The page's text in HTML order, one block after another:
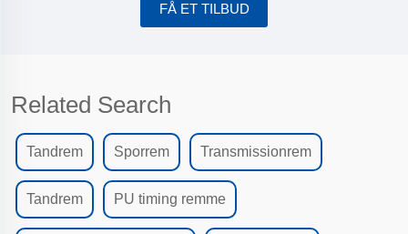
FÅ ET TILBUD
Related Search
Tandrem Sporrem Transmissionrem
Tandrem PU timing remme